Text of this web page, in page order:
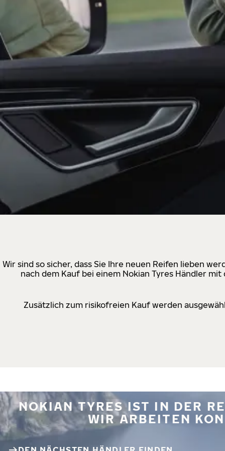
Wir sind so sicher, dass Sie Ihre neuen Reifen lieben
nach dem Kauf bei einem Nokian Tyres Händler
Zusätzlich zum risikofreien Kauf werden
NOKIAN TYRES IST IN DER
WIR ARBEITEN